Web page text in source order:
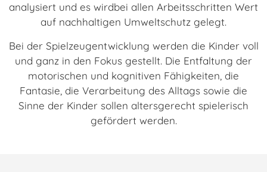
analysiert und es wirdbei allen Arbeitsschritten Wert
auf nachhaltigen Umweltschutz gelegt.
Bei der Spielzeugentwicklung werden die Kinder voll
und ganz in den Fokus gestellt. Die Entfaltung der
motorischen und kognitiven Fähigkeiten, die
Fantasie, die Verarbeitung des Alltags sowie die
Sinne der Kinder sollen altersgerecht spielerisch
gefördert werden.